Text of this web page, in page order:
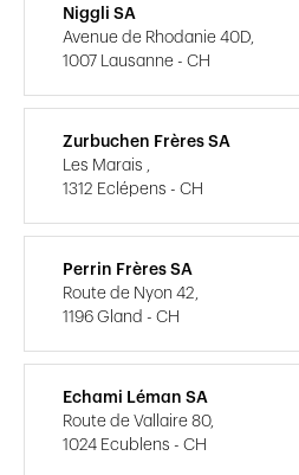
Niggli SA
Avenue de Rhodanie 40D,
1007 Lausanne - CH
Zurbuchen Frères SA
Les Marais ,
1312 Eclépens - CH
Perrin Frères SA
Route de Nyon 42,
1196 Gland - CH
Echami Léman SA
Route de Vallaire 80,
1024 Ecublens - CH